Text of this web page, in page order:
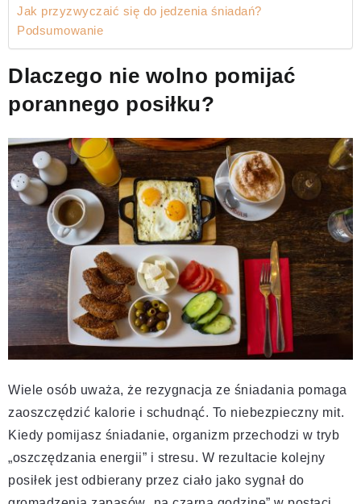
Jak przyzwyczaić się do jedzenia śniadań?
Podsumowanie
Dlaczego nie wolno pomijać
porannego posiłku?
Wiele osób uważa, że rezygnacja ze śniadania pomaga
zaoszczędzić kalorie i schudnąć. To niebezpieczny mit.
Kiedy pomijasz śniadanie, organizm przechodzi w tryb
„oszczędzania energii” i stresu. W rezultacie kolejny
posiłek jest odbierany przez ciało jako sygnał do